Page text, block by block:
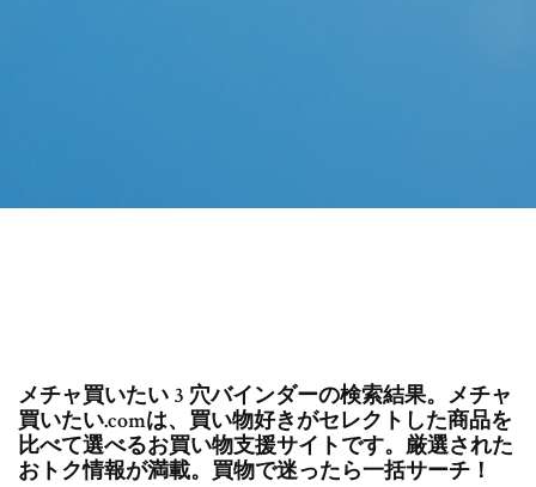
メチャ買いたい 3 穴バインダーの検索結果。メチャ
買いたい.comは、買い物好きがセレクトした商品を
比べて選べるお買い物支援サイトです。厳選された
おトク情報が満載。買物で迷ったら一括サーチ！